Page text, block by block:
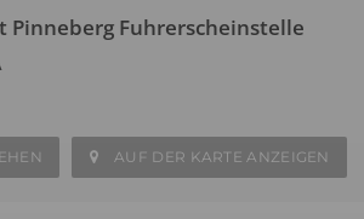
Pinneberg Fuhrerscheinstelle
AUF DER KARTE ANZEIGEN